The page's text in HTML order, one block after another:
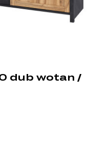
dub wotan /